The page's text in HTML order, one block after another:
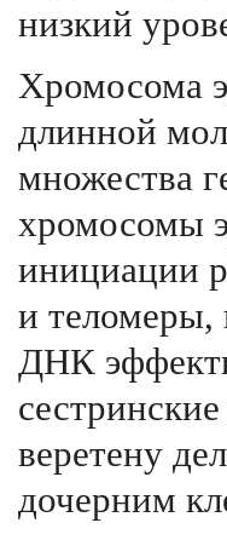
низкий
Хромосома
длинной
множества
хромосомы
инициации
и теломеры,
ДНК
веретену
дочерним